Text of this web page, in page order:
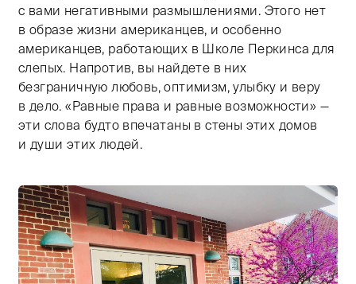
с вами негативными размышлениями. Этого нет
в образе жизни американцев, и особенно
американцев, работающих в Школе Перкинса для
слепых. Напротив, вы найдете в них
безграничную любовь, оптимизм, улыбку и веру
в дело. «Равные права и равные возможности» —
эти слова будто впечатаны в стены этих домов
и души этих людей.